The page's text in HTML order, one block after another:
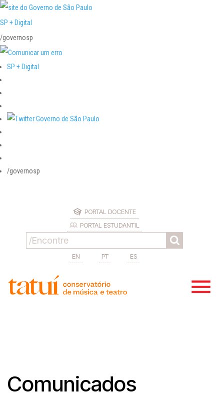
SP + Digital
/governosp
SP + Digital
/governosp
PORTAL DOCENTE
PORTAL ESTUDANTIL
EN PT ES
Comunicados